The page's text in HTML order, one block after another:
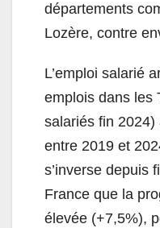
départements
Lozère, contre
L’emploi salarié
emplois dans les
salariés fin
entre 2019 et
s’inverse depuis
France que la
élevée (+7,5%),